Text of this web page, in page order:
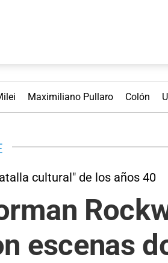
Maximiliano Pullaro Colón
cultural" de los años 40
escenas